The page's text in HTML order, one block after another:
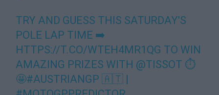
TRY AND GUESS THIS SATURDAY'S
POLE LAP TIME ➡️
HTTPS://T.CO/WTEH4MR1QG TO WIN
AMAZING PRIZES WITH @TISSOT ⏱️
🤩#AUSTRIANGP 🇦🇹 |